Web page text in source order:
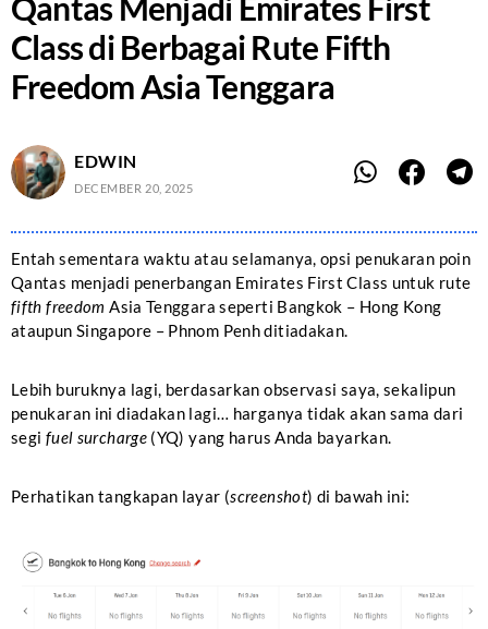
Class di Berbagai Rute Fifth
Freedom Asia Tenggara
EDWIN
DECEMBER 20, 2025
Entah sementara waktu atau selamanya, opsi penukaran poin
Qantas menjadi penerbangan Emirates First Class untuk rute
fifth freedomAsia Tenggara seperti Bangkok – Hong Kong
ataupun Singapore – Phnom Penh ditiadakan.
Lebih buruknya lagi, berdasarkan observasi saya, sekalipun
penukaran ini diadakan lagi… harganya tidak akan sama dari
segi fuel surcharge (YQ) yang harus Anda bayarkan.
Perhatikan tangkapan layar (screenshot) di bawah ini: